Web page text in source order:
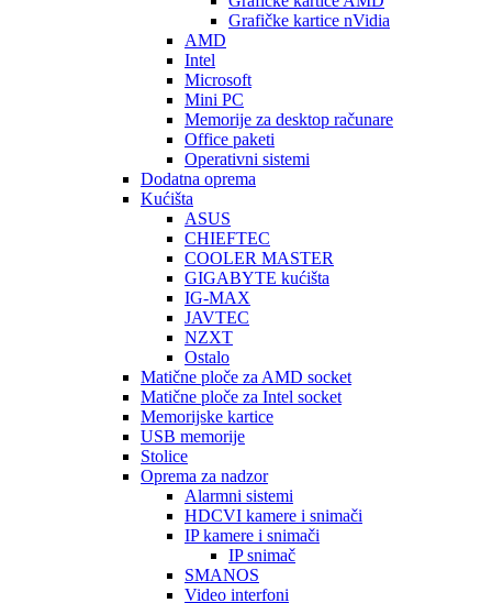
Grafičke kartice nVidia
AMD
Intel
Microsoft
Mini PC
Memorije za desktop računare
Office paketi
Operativni sistemi
Dodatna oprema
Kućišta
ASUS
CHIEFTEC
COOLER MASTER
GIGABYTE kućišta
IG-MAX
JAVTEC
NZXT
Ostalo
Matične ploče za AMD socket
Matične ploče za Intel socket
Memorijske kartice
USB memorije
Stolice
Oprema za nadzor
Alarmni sistemi
HDCVI kamere i snimači
IP kamere i snimači
IP snimač
SMANOS
Video interfoni